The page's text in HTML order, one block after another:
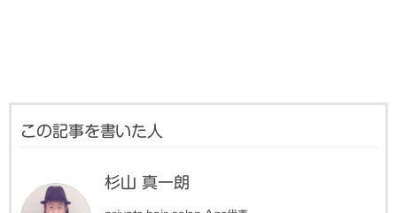
この記事を書いた人
杉山 真一朗